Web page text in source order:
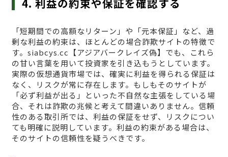
「短期間での高額なリターン」や「元本保証」など、過
剰な利益の約束は、ほとんどの場合詐欺サイトの特徴で
す。siabcys.cc【アジアバークレイズ偽】でも、これら
の甘い言葉を用いて投資家を引き込もうとしています。
実際の仮想通貨市場では、確実に利益を得られる保証は
なく、リスクが常に存在します。もしもそのサイトが
「必ず利益が出る」といった不自然な主張をしている場
合、それは詐欺の兆候と考えて間違いありません。信頼
性のある取引所では、利益の保証をせず、リスクについ
ても明確に説明しています。利益の約束がある場合は、
そのサイトの信頼性を疑うべきです。